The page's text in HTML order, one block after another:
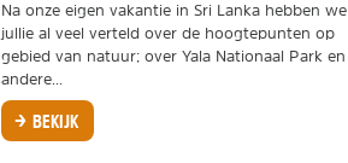
Na onze eigen vakantie in Sri Lanka hebben we
jullie al veel verteld over de hoogtepunten op
gebied van natuur; over Yala Nationaal Park en
andere...
BEKIJK